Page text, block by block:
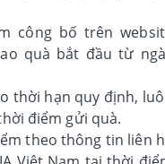
công bố trên
quà bắt đầu từ
thời hạn quy định,
điểm gửi quà.
theo thông tin liên